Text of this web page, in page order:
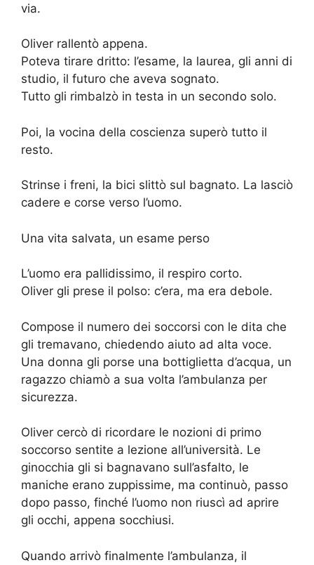
via.
Oliver rallentò appena.
Poteva tirare dritto: l’esame, la laurea, gli anni di
studio, il futuro che aveva sognato.
Tutto gli rimbalzò in testa in un secondo solo.
Poi, la vocina della coscienza superò tutto il
resto.
Strinse i freni, la bici slittò sul bagnato. La lasciò
cadere e corse verso l’uomo.
Una vita salvata, un esame perso
L’uomo era pallidissimo, il respiro corto.
Oliver gli prese il polso: c’era, ma era debole.
Compose il numero dei soccorsi con le dita che
gli tremavano, chiedendo aiuto ad alta voce.
Una donna gli porse una bottiglietta d’acqua, un
ragazzo chiamò a sua volta l’ambulanza per
sicurezza.
Oliver cercò di ricordare le nozioni di primo
soccorso sentite a lezione all’università. Le
ginocchia gli si bagnavano sull’asfalto, le
maniche erano zuppissime, ma continuò, passo
dopo passo, finché l’uomo non riuscì ad aprire
gli occhi, appena socchiusi.
Quando arrivò finalmente l’ambulanza, il